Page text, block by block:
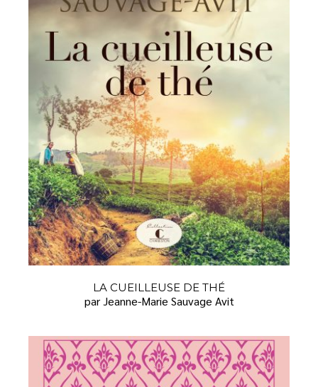
LA CUEILLEUSE DE THÉ
par Jeanne-Marie Sauvage Avit